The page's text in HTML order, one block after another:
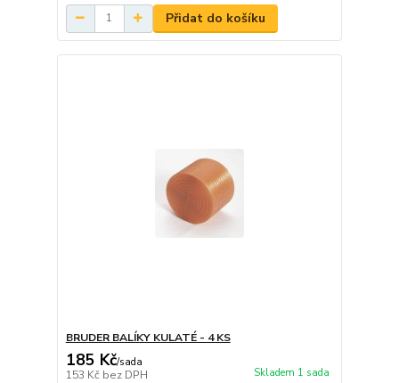
Přidat do košíku
BRUDER BALÍKY KULATÉ - 4 KS
185 Kč/sada
153 Kč bez DPH Skladem 1 sada